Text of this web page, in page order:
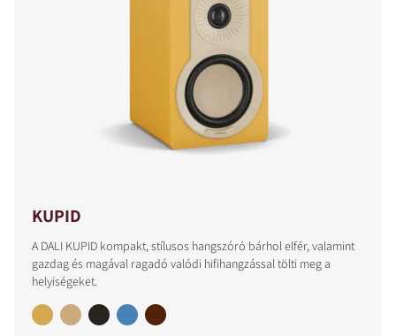
KUPID
A DALI KUPID kompakt, stílusos hangszóró bárhol elfér, valamint
gazdag és magával ragadó valódi hifihangzással tölti meg a
helyiségeket.